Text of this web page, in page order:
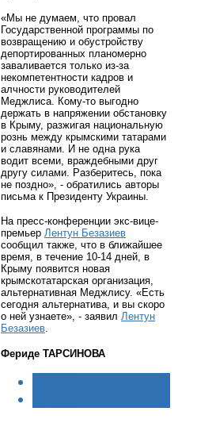
«Мы не думаем, что провал
Государственной программы по
возвращению и обустройству
депортированных планомерно
заваливается только из-за
некомпетентности кадров и
алчности руководителей
Меджлиса. Кому-то выгодно
держать в напряжении обстановку
в Крыму, разжигая национальную
рознь между крымскими татарами
и славянами. И не одна рука
водит всеми, враждебными друг
другу силами. Разберитесь, пока
не поздно», - обратились авторы
письма к Президенту Украины.
На пресс-конференции экс-вице-
премьер Лентун Безазиев
сообщил также, что в ближайшее
время, в течение 10-14 дней, в
Крыму появится новая
крымскотатарская организация,
альтернативная Меджлису. «Есть
сегодня альтернатива, и вы скоро
о ней узнаете», - заявил Лентун
Безазиев
Фериде ТАРСИНОВА